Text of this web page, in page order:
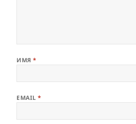
ИМЯ*
EMAIL*